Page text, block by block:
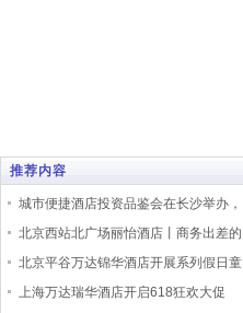
推荐内容
城市便捷酒店投资品鉴会在长沙举办，
北京西站北广场丽怡酒店丨商务出差的
北京平谷万达锦华酒店开展系列假日童
上海万达瑞华酒店开启618狂欢大促